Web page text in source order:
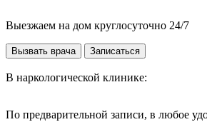
Выезжаем на дом круглосуточно 24/7
Вызвать врача Записаться
В наркологической клинике:
По предварительной записи, в любое